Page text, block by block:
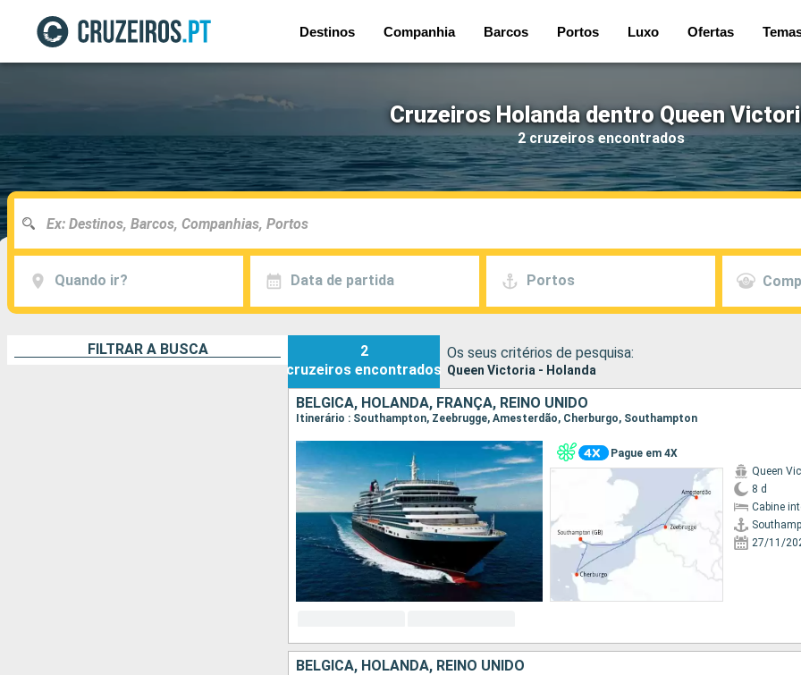
Destinos Companhia Barcos Portos Luxo Ofertas
Cruzeiros Holanda dentro Queen
2 cruzeiros encontrados
Quando ir? Data de partida Portos
FILTRAR A BUSCA
2
cruzeiros encontrados
Os seus critérios de pesquisa:
Queen Victoria - Holanda
BÉLGICA, HOLANDA, FRANÇA, REINO UNIDO
Itinerário : Southampton, Zeebrugge, Amesterdão, Cherburgo, Southampton
Pague em 4X
Queen
8 d
Cabine
27/11/
BÉLGICA, HOLANDA, REINO UNIDO